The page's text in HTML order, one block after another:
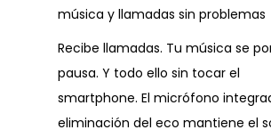
música y llamadas sin problemas
Recibe llamadas. Tu música se
pausa. Y todo ello sin tocar el
smartphone. El micrófono
eliminación del eco mantiene el